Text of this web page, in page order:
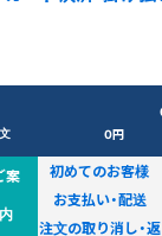
0円
案
内
初めてのお客様
お支払い・配送
注文の取り消し・返